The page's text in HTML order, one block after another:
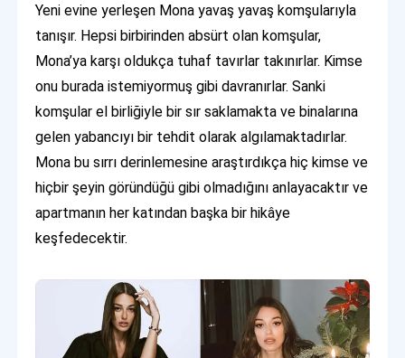
Yeni evine yerleşen Mona yavaş yavaş komşularıyla
tanışır. Hepsi birbirinden absürt olan komşular,
Mona’ya karşı oldukça tuhaf tavırlar takınırlar. Kimse
onu burada istemiyormuş gibi davranırlar. Sanki
komşular el birliğiyle bir sır saklamakta ve binalarına
gelen yabancıyı bir tehdit olarak algılamaktadırlar.
Mona bu sırrı derinlemesine araştırdıkça hiç kimse ve
hiçbir şeyin göründüğü gibi olmadığını anlayacaktır ve
apartmanın her katından başka bir hikâye
keşfedecektir.